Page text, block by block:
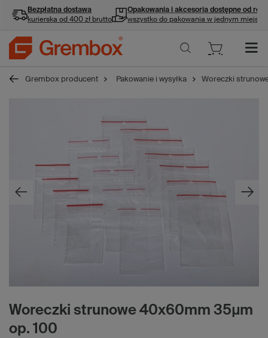
Bezpłatna dostawa
kurierska od 400 zł brutto
Opakowania i akcesoria dostępne od ręki
wszystko do pakowania w jednym miejscu
Grembox producent Pakowanie i wysyłka Woreczki
Woreczki strunowe 40x60mm 35µm
op. 100